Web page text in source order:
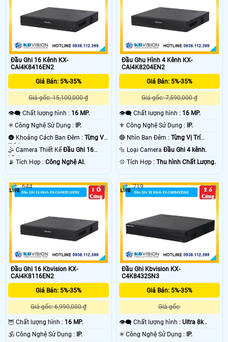
Đầu Ghi 16 Kênh KX-
CAi4K8416EN2
Giá Bán: 5%-35%
Giá gốc: 15,100,000 ₫
👁️‍🗨 Chất lượng hình : 16 MP.
✳️ Công Nghệ Sử Dụng : IP.
🌚 Khoảng Cách Ban Đêm : Từng Vị
Trí Camera .
🤹 Camera Thiết KếĐầu Ghi 16
kênh.
️📡 Tích Hợp : Công Nghệ AI.
Đầu Ghu Hình 4 Kênh KX-
CAi4K8204EN2
Giá Bán: 5%-35%
Giá gốc: 7,590,000 ₫
👁️‍🗨 Chất lượng hình : 16 MP.
⚜️ Công Nghệ Sử Dụng : IP.
🔴 Nhìn Ban Đêm :Từng Vị Trí
Camera .
🔩 Loại CameraĐầu Ghi 4 kênh.
️💠 Tích Hợp :Thu hình Chất Lượng.
Đầu Ghi 16 Kbvision KX-
CAi4K8116EN2
Giá Bán: 5%-35%
Giá gốc: 6,990,000 ₫
🦉 Chất lượng hình : 16 MP.
🕉️ Công Nghệ Sử Dụng :
IP.
644
Đầu Ghi Kbvision KX-
C4K8432SN3
Giá Bán: 5%-35%
Giá gốc:
👁️‍🗨 Chất lượng hình :Ultra 8k .
✳️ Công Nghệ Sử Dụng :
IP.
719